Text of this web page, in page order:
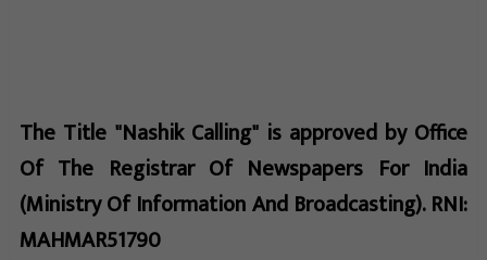
The Title "Nashik Calling" is approved by Office
Of The Registrar Of Newspapers For India
(Ministry Of Information And Broadcasting). RNI:
MAHMAR51790